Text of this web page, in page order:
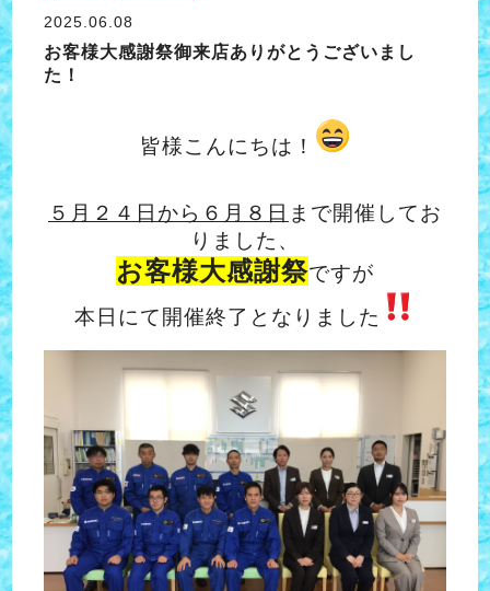
2025.06.08
お客様大感謝祭御来店ありがとうございまし
た！
皆様こんにちは！
５月２４日から６月８日 まで開催してお
りました、
お客様大感謝祭ですが
本日にて開催終了となりました